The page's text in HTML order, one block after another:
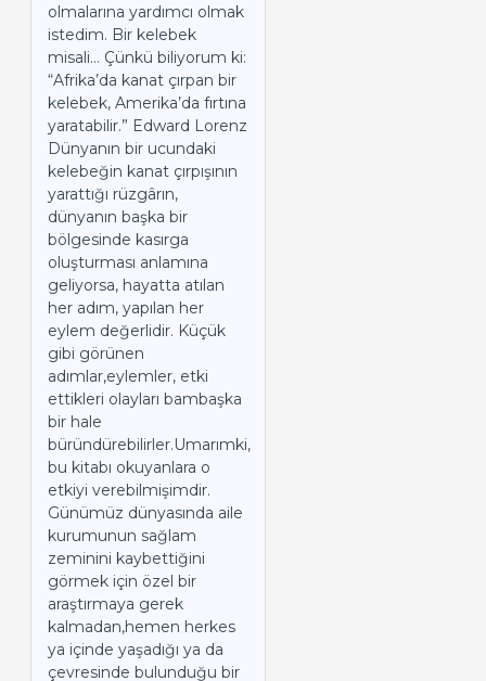
olmalarına yardımcı olmak
istedim. Bir kelebek
misali… Çünkü biliyorum ki:
“Afrika’da kanat çırpan bir
kelebek, Amerika’da fırtına
yaratabilir.” Edward Lorenz
Dünyanın bir ucundaki
kelebeğin kanat çırpışının
yarattığı rüzgârın,
dünyanın başka bir
bölgesinde kasırga
oluşturması anlamına
geliyorsa, hayatta atılan
her adım, yapılan her
eylem değerlidir. Küçük
gibi görünen
adımlar,eylemler, etki
ettikleri olayları bambaşka
bir hale
büründürebilirler.Umarımki,
bu kitabı okuyanlara o
etkiyi verebilmişimdir.
Günümüz dünyasında aile
kurumunun sağlam
zeminini kaybettiğini
görmek için özel bir
araştırmaya gerek
kalmadan,hemen herkes
ya içinde yaşadığı ya da
çevresinde bulunduğu bir